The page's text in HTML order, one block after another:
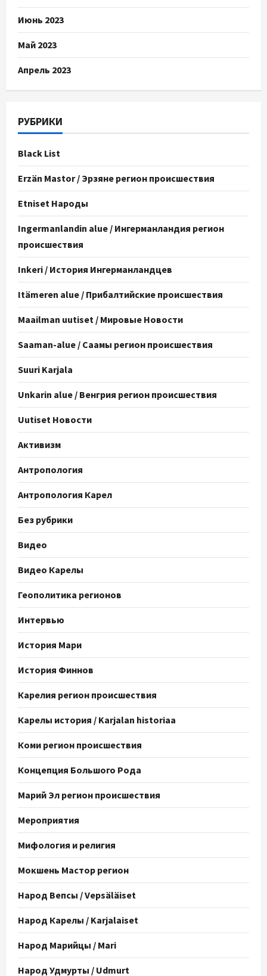
Июнь 2023
Май 2023
Апрель 2023
РУБРИКИ
Black List
Erzän Mastor / Эрзяне регион происшествия
Etniset Народы
Ingermanlandin alue / Ингерманландия регион
происшествия
Inkeri / История Ингерманландцев
Itämeren alue / Прибалтийские происшествия
Maailman uutiset / Мировые Новости
Saaman-alue / Саамы регион происшествия
Suuri Karjala
Unkarin alue / Венгрия регион происшествия
Uutiset Новости
Активизм
Антропология
Антропология Карел
Без рубрики
Видео
Видео Карелы
Геополитика регионов
Интервью
История Мари
История Финнов
Карелия регион происшествия
Карелы история / Karjalan historiaa
Коми регион происшествия
Концепция Большого Рода
Марий Эл регион происшествия
Мероприятия
Мифология и религия
Мокшень Мастор регион
Народ Вепсы / Vepsäläiset
Народ Карелы / Karjalaiset
Народ Марийцы / Mari
Народ Удмурты / Udmurt